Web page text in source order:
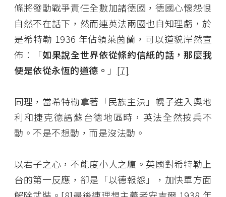
條將發動戰爭責任全數加諸德國，德國心懷怨恨
自然不在話下，然而連英法兩國也自知理虧，於
是希特勒 1936 年佔領萊茵蘭，可以道貌岸然宣
佈：「如果說全世界依從條約信紙的話，那麼我
便是依從永恆的道德。 」 [7]
同理，當希特勒拿著「民族主決」幌子進入奧地
利和捷克德語蘇台德地區時，英法全然按兵不
動。不是不想動，而是沒法動。
以君子之心，不能度小人之腹。英國對希特勒上
台的第一反應，卻是「以德報怨」，加快單方面